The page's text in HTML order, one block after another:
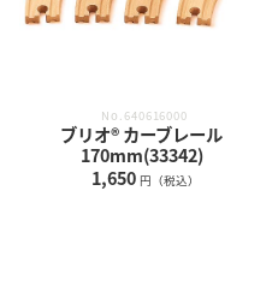
No.640616000
ブリオ® カーブレール
170mm(33342)
1,650 円（税込）